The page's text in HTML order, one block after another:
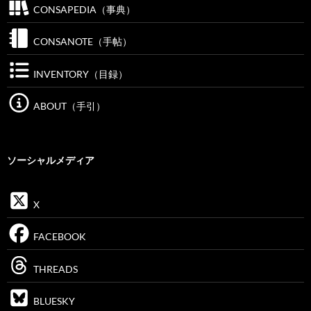
CONSAPEDIA（事典）
CONSANOTE（手帖）
INVENTORY（目録）
ABOUT（手引）
ソーシャルメディア
X
FACEBOOK
THREADS
BLUESKY